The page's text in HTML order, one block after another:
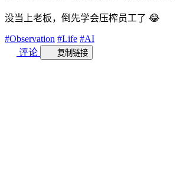
没当上老板，倒先学会压榨员工了 😂
#Observation #Life #AI
评论
复制链接